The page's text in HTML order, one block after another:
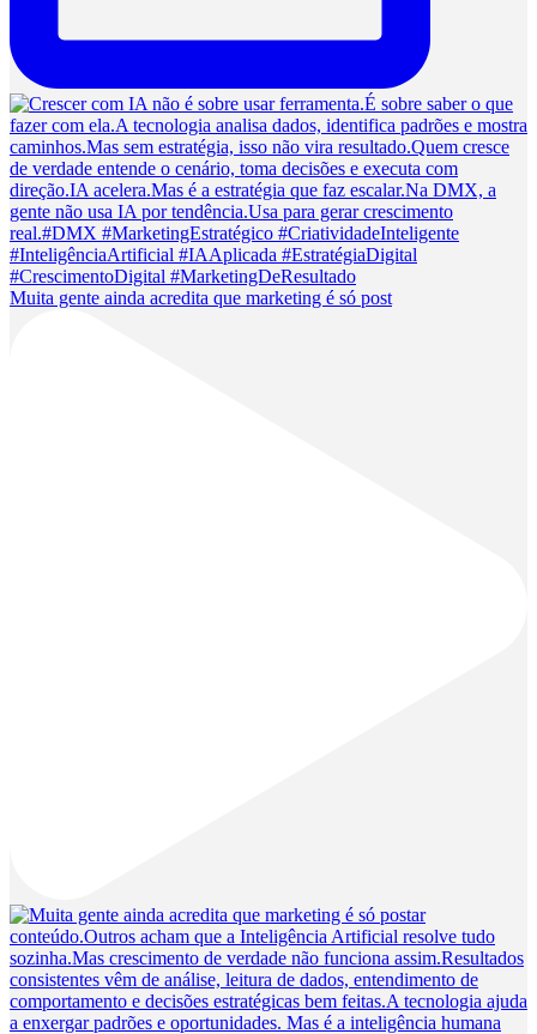
Muita gente ainda acredita que marketing é só post